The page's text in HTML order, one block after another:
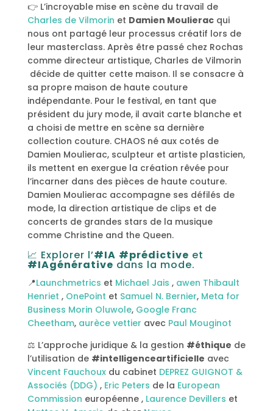
👉 L’incroyable mise en scène du travail de
Charles de Vilmorin et Damien Moulieracqui
nous ont partagé leur processus créatif lors de
leur masterclass. Après être passé chez Rochas
comme directeur artistique, Charles de Vilmorin
décide de quitter cette maison. Il se consacre à
sa propre maison de haute couture
indépendante. Pour le festival, en tant que
président du jury mode, il avait carte blanche et
a choisi de mettre en scène sa dernière
collection couture. CHAOS né aux cotés de
Damien Moulierac, sculpteur et artiste plasticien,
ils mettent en exergue la création rêvée pour
l’incarner dans des pièces de haute couture.
Damien Moulierac accompagne ses défilés de
mode, la direction artistique de clips et de
concerts de grandes stars de la musique
comme Christine and the Queen.
📈 Explorer l’#IA #prédictive et
#IAgénérative dans la mode.
📍Launchmetrics et Michael Jais , awen Thibault
Henriet , OnePoint et Samuel N. Bernier, Meta for
Business Morin Oluwole, Google Franc
Cheetham, aurèce vettier avec Paul Mouginot
⚖ L’approche juridique & la gestion #éthique de
l’utilisation de #intelligenceartificielle avec
Vincent Fauchouxdu cabinet DEPREZ GUIGNOT &
Associés (DDG) , Eric Peters de la European
Commission européenne , Laurence Devillers et